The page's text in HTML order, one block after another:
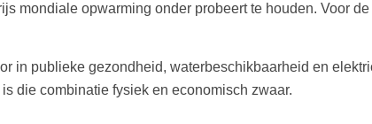
mondiale opwarming onder probeert te houden. Voor
in publieke gezondheid, waterbeschikbaarheid en
die combinatie fysiek en economisch zwaar.